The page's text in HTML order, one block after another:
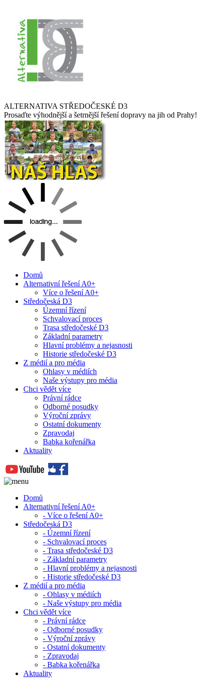
ALTERNATIVA STŘEDOČESKÉ D3
Prosaďte výhodnější a šetrnější řešení dopravy na jih od Prahy!
Domů
Alternativní řešení A0+
Více o řešení A0+
Středočeská D3
Územní řízení
Schvalovací proces
Trasa středočeské D3
Základní parametry
Hlavní problémy a nejasnosti
Historie středočeské D3
Z médií a pro média
Ohlasy v médiích
Naše výstupy pro média
Chci vědět více
Právní rádce
Odborné posudky
Výroční zprávy
Ostatní dokumenty
Zpravodaj
Babka kořenářka
Aktuality
Domů
Alternativní řešení A0+
- Více o řešení A0+
Středočeská D3
- Územní řízení
- Schvalovací proces
- Trasa středočeské D3
- Základní parametry
- Hlavní problémy a nejasnosti
- Historie středočeské D3
Z médií a pro média
- Ohlasy v médiích
- Naše výstupy pro média
Chci vědět více
- Právní rádce
- Odborné posudky
- Výroční zprávy
- Ostatní dokumenty
- Zpravodaj
- Babka kořenářka
Aktuality